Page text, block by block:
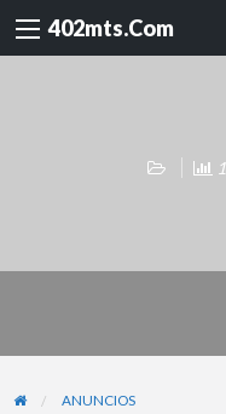
402mts.Com
ANUNCIOS